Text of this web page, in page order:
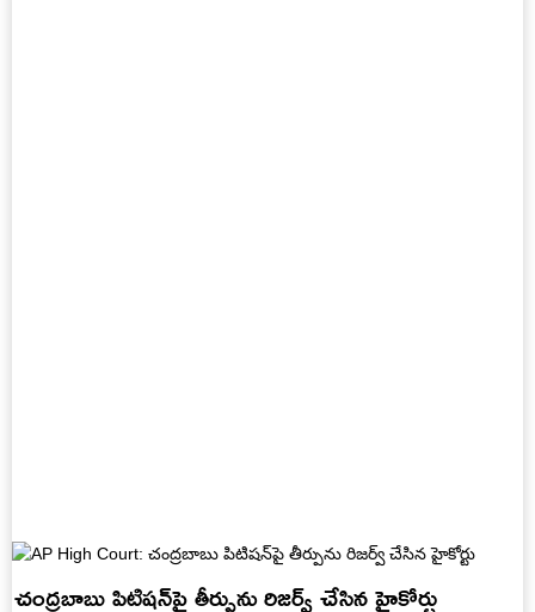
చంద్రబాబు పిటిషన్‌పై తీర్పును రిజర్వ్ చేసిన హైకోర్టు